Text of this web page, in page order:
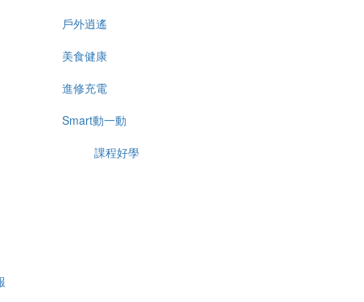
戶外逍遙
美食健康
進修充電
Smart動一動
課程好學